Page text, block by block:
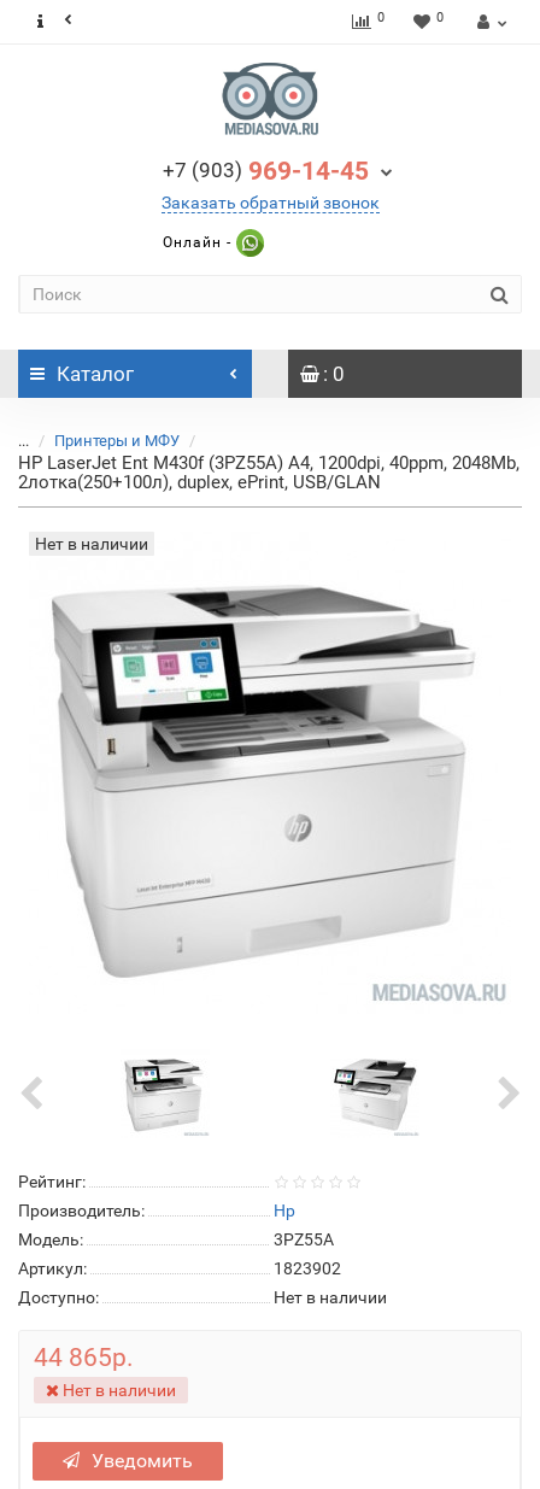
0 0
+7 (903) 969-14-45
Заказать обратный звонок
Онлайн -
Каталог : 0
... Принтеры и МФУ
HP LaserJet Ent M430f (3PZ55A) A4, 1200dpi, 40ppm, 2048Mb,
2лотка(250+100л), duplex, ePrint, USB/GLAN
Нет в наличии
Рейтинг:
Производитель:
Hp
Модель:
3PZ55A
Артикул:
1823902
Доступно:
Нет в наличии
44 865р.
Нет в наличии
Уведомить